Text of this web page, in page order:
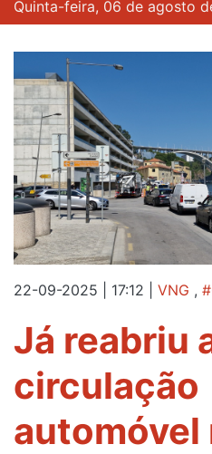
Quinta-feira, 06 de agosto
22-09-2025 | 17:12 VNG ,
Já reabriu
circulação
automóvel